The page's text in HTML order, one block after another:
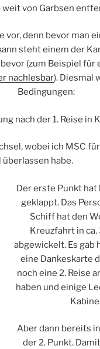
weit von Garbsen
vor, denn bevor man
steht einem der
(zum Beispiel für
nachlesbar). Diesmal
Bedingungen:
nach der 1. Reise in
wobei ich MSC
habe.
Der erste Punkt
geklappt. Das
Schiff hat den
Kreuzfahrt in
abgewickelt. Es gab
eine Dankeskarte
noch eine 2. Reise
haben und einige
Aber dann bereits
der 2. Punkt.